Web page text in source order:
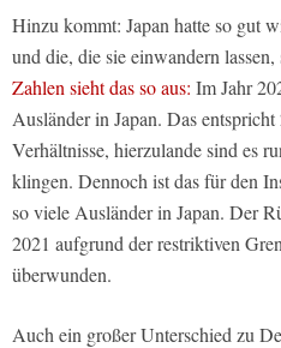
Hinzu kommt: Japan hatte so gut
und die, die sie einwandern
Zahlen sieht das so aus: Im Jahr
Ausländer in Japan. Das
Verhältnisse, hierzulande sind es
klingen. Dennoch ist das für den
so viele Ausländer in Japan. Der
2021 aufgrund der restriktiven
überwunden.
Auch ein großer Unterschied zu